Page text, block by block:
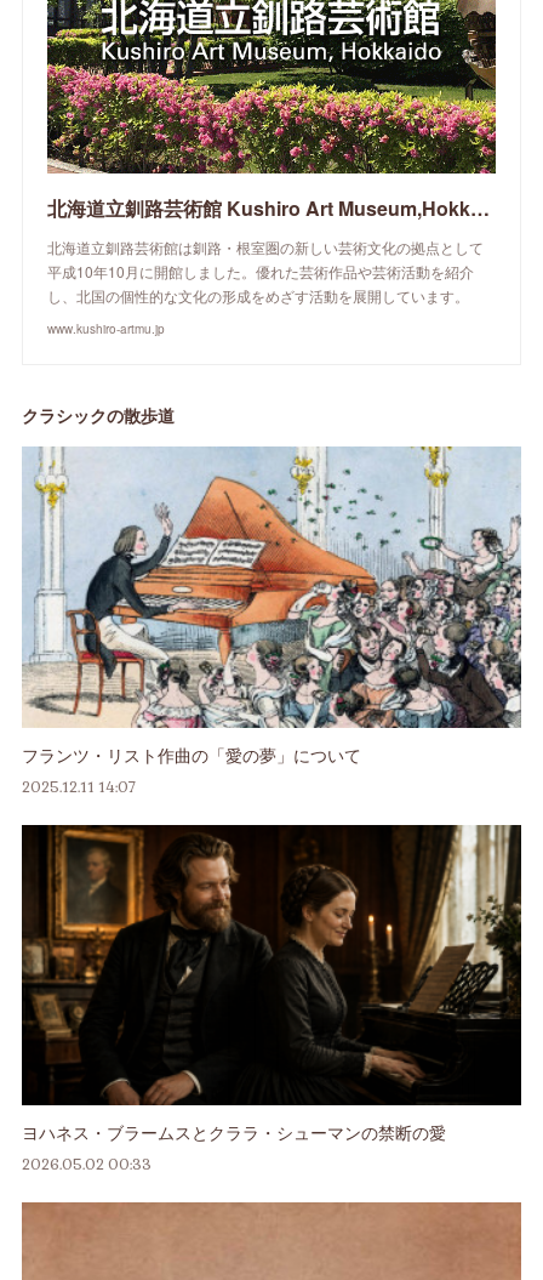
北海道立釧路芸術館 Kushiro Art Museum,Hokkaido
北海道立釧路芸術館は釧路・根室圏の新しい芸術文化の拠点として
平成10年10月に開館しました。優れた芸術作品や芸術活動を紹介
し、北国の個性的な文化の形成をめざす活動を展開しています。
www.kushiro-artmu.jp
クラシックの散歩道
フランツ・リスト作曲の「愛の夢」について
2025.12.11 14:07
ヨハネス・ブラームスとクララ・シューマンの禁断の愛
2026.05.02 00:33